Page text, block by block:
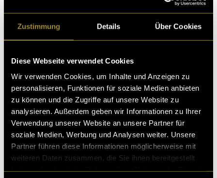
Zustimmung Details Über Cookies
Diese Webseite verwendet Cookies
Wir verwenden Cookies, um Inhalte und Anzeigen zu
personalisieren, Funktionen für soziale Medien anbieten
zu können und die Zugriffe auf unsere Website zu
analysieren. Außerdem geben wir Informationen zu Ihrer
Verwendung unserer Website an unsere Partner für
soziale Medien, Werbung und Analysen weiter. Unsere
Partner führen diese Informationen möglicherweise mit
weiteren Daten zusammen, die Sie ihnen bereitgestellt
Zunächst musste ich sämtliche bisherigen und
laufenden Projekte sammeln, sortieren und in einer
einige Arbeiten bereits mehrere Jahre zurückliegen,
Dokumente zu öffnen, Projekte neu zu exportieren,
erneut zu bearbeiten oder fehlende Inhalte
zusammenzusuchen.
Anschliessend begann die eigentliche Aufbereitung
für Instagram. Für jedes Projekt entwickelte ich einen
eigenen Beitrag mit mehreren Slides. Die Bilder
wurden in zuvor erstellte InDesign-Vorlagen eingefügt
und gestalterisch aufbereitet. Zusätzlich versah ich